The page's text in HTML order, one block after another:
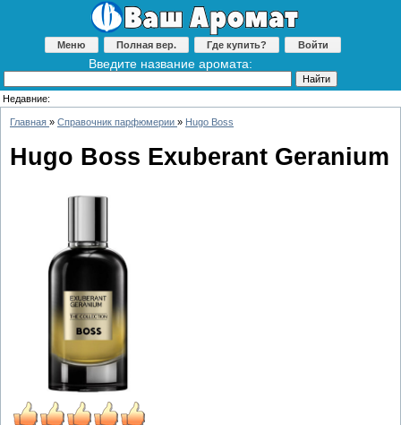
Меню Полная вер. Где купить? Войти
Введите название аромата:
Недавние:
Главная » Справочник парфюмерии » Hugo Boss
Hugo Boss Exuberant Geranium